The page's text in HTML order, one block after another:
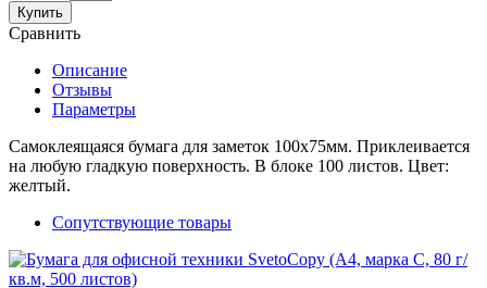
Купить
Сравнить
Описание
Отзывы
Параметры
Самоклеящаяся бумага для заметок 100x75мм. Приклеивается
на любую гладкую поверхность. В блоке 100 листов. Цвет:
желтый.
Сопутствующие товары